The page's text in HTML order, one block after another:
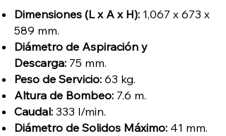
Dimensiones (L x A x H): 1,067 x 673 x
589 mm.
Diámetro de Aspiración y
Descarga: 75 mm.
Peso de Servicio: 63 kg.
Altura de Bombeo: 7.6 m.
Caudal: 333 l/min.
Diámetro de Solidos Máximo: 41 mm.